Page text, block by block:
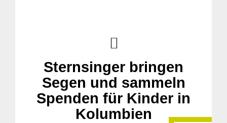
Sternsinger bringen
Segen und sammeln
Spenden für Kinder in
Kolumbien